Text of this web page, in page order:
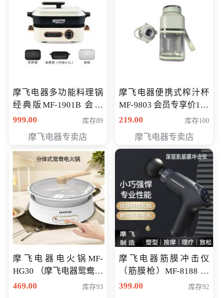
摩飞电器多功能料理锅
经典版MF-1901B 会员
专享价399元
999.00 库存89
摩飞电器专卖店
摩飞电器便携式榨汁杯
MF-9803 会员专享价138
元
219.00 库存100
摩飞电器专卖店
摩飞电器电火锅MF-
HG30 （摩飞电器鸳鸯锅
MF-HG30 ） 会员专享价
469.00 库存93
摩飞电器筋膜冲击仪
（筋膜枪）MF-8188 会
员专享价268元
399.00 库存92